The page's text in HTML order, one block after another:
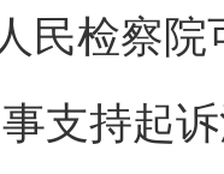
民检察
持起诉